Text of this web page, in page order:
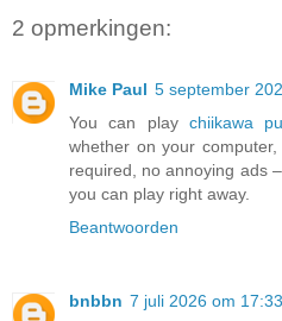
2 opmerkingen:
Mike Paul 5 september
You can play chiikawa
whether on your
required, no annoying ads
you can play right away.
Beantwoorden
bnbbn 7 juli 2026 om 17:33